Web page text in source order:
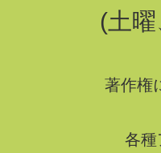
(土
著作権
各種